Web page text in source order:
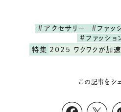
#アクセサリー
#ファッ
#ファッショ
特集 2025 ワクワクが加
この記事をシ